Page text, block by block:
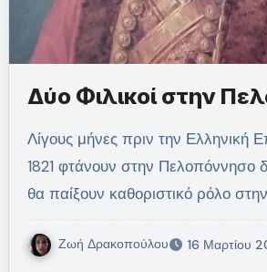
Δύο Φιλικοί στην
Λίγους μήνες πριν την Ελληνική Επανάσταση του
1821 φτάνουν στην Πελοπόννησο
θα παίξουν καθοριστικό ρόλο
Ζωή Δρακοπούλου 16 Μαρτίου